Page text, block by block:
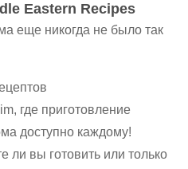
Eastern Recipes
еще никогда не было так
где приготовление
доступно каждому!
ли вы готовить или только